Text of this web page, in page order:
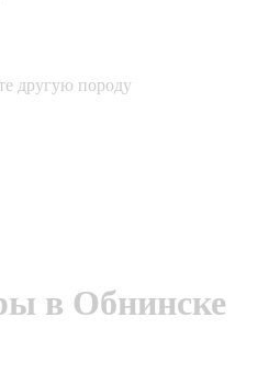
другую породу
в Обнинске